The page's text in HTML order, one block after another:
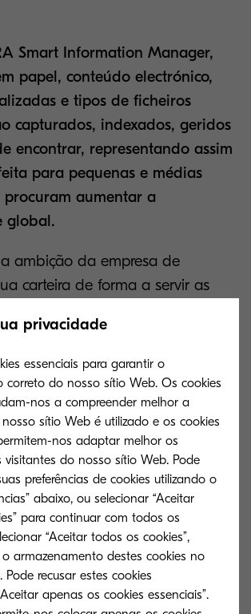
Smart Information Manager,
papel, conteúdo electrónico,
e tipos de ficheiros
capturados, indexados, geridos
encontrar, representando assim
para pequenas e médias
procuram aumentar a
global.
ambição da empresa de
carteira de forma a servir as
Director de Produtos de Software
Solutions Europe acredita
adição reforça significativamente a
da Kyocera:
a representar um importante
plano estratégico global para os
dada a crescente procura de
e automação em todo o mundo.
de gestão da informação
motriz por detrás do crescimento
privacidade
essenciais para garantir o
correto do nosso sítio Web. Os cookies
nos a compreender melhor a
sítio Web é utilizado e os cookies
nos adaptar melhor os
visitantes do nosso sítio Web. Pode
preferências de cookies utilizando o
abaixo, ou selecionar “Aceitar
para continuar com todos os
“Aceitar todos os cookies”,
armazenamento destes cookies no
Pode recusar estes cookies
apenas os cookies essenciais”.